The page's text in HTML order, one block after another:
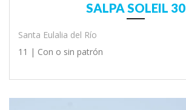
SALPA SOLEIL 30
Santa Eulalia del Río
11 | Con o sin patrón